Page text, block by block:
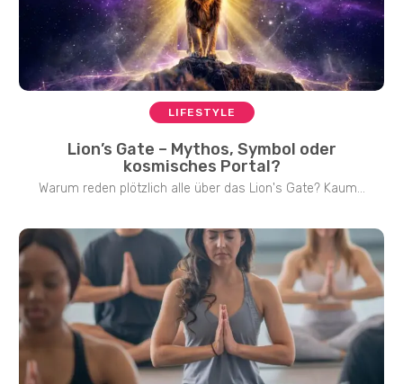
LIFESTYLE
Lion’s Gate – Mythos, Symbol oder
kosmisches Portal?
Warum reden plötzlich alle über das Lion's Gate? Kaum...